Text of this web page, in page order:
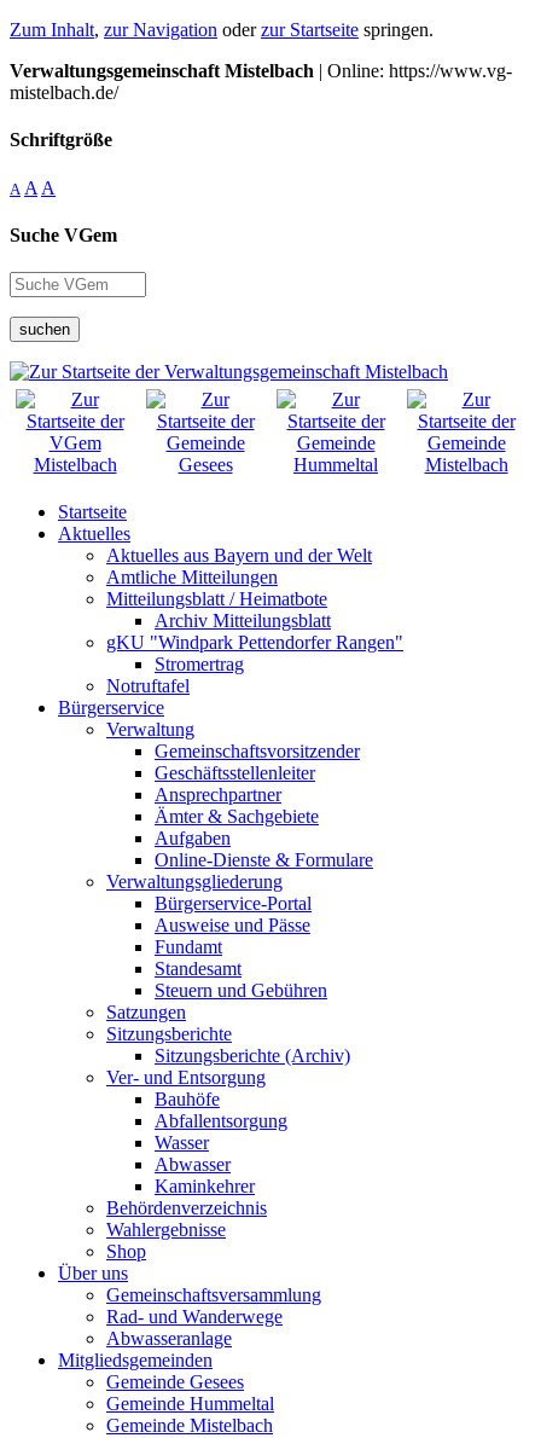
Zum Inhalt, zur Navigation oderzur Startseite springen.
Verwaltungsgemeinschaft Mistelbach | Online: https://www.vg-
mistelbach.de/
Schriftgröße
A A A
Suche VGem
suchen
Startseite
Aktuelles
Aktuelles aus Bayern und der Welt
Amtliche Mitteilungen
Mitteilungsblatt / Heimatbote
Archiv Mitteilungsblatt
gKU "Windpark Pettendorfer Rangen"
Stromertrag
Notruftafel
Bürgerservice
Verwaltung
Gemeinschaftsvorsitzender
Geschäftsstellenleiter
Ansprechpartner
Ämter & Sachgebiete
Aufgaben
Online-Dienste & Formulare
Verwaltungsgliederung
Bürgerservice-Portal
Ausweise und Pässe
Fundamt
Standesamt
Steuern und Gebühren
Satzungen
Sitzungsberichte
Sitzungsberichte (Archiv)
Ver- und Entsorgung
Bauhöfe
Abfallentsorgung
Wasser
Abwasser
Kaminkehrer
Behördenverzeichnis
Wahlergebnisse
Shop
Über uns
Gemeinschaftsversammlung
Rad- und Wanderwege
Abwasseranlage
Mitgliedsgemeinden
Gemeinde Gesees
Gemeinde Hummeltal
Gemeinde Mistelbach